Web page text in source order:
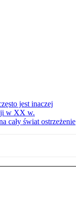
jest inaczej
w XX w.
cały świat ostrzeżenie